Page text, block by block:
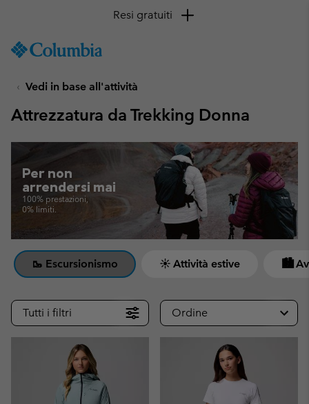
TO
SKIP
MAIN
TO
SEARCH
Resi gratuiti
Vedi in base all'attività
Attrezzatura da Trekking Donna
Per non
arrendersi mai
100% prestazioni,
0% limiti.
🥾 Escursionismo ☀ Attività estive 🏙
Tutti i filtri Ordine